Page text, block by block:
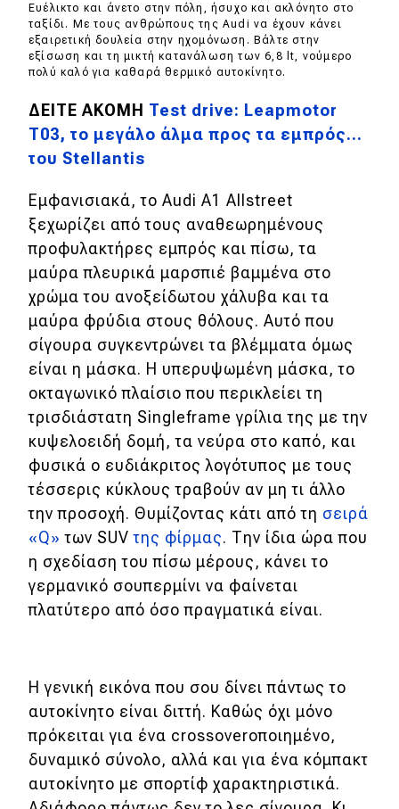
eDRIVE
DRIVE USED
Ευέλικτο και άνετο στην πόλη, ήσυχο και ακλόνητο στο
ταξίδι. Με τους ανθρώπους της Audi να έχουν κάνει
εξαιρετική δουλεία στην ηχομόνωση. Βάλτε στην
εξίσωση και τη μικτή κατανάλωση των 6,8 lt, νούμερο
πολύ καλό για καθαρά θερμικό αυτοκίνητο.
ΔΕΙΤΕ ΑΚΟΜΗ Test drive: Leapmotor
T03, το μεγάλο άλμα προς τα εμπρός...
του Stellantis
Εμφανισιακά, το Audi A1 Allstreet
ξεχωρίζει από τους αναθεωρημένους
προφυλακτήρες εμπρός και πίσω, τα
μαύρα πλευρικά μαρσπιέ βαμμένα στο
χρώμα του ανοξείδωτου χάλυβα και τα
μαύρα φρύδια στους θόλους. Αυτό που
σίγουρα συγκεντρώνει τα βλέμματα όμως
είναι η μάσκα. Η υπερυψωμένη μάσκα, το
οκταγωνικό πλαίσιο που περικλείει τη
τρισδιάστατη Singleframe γρίλια της με την
κυψελοειδή δομή, τα νεύρα στο καπό, και
φυσικά ο ευδιάκριτος λογότυπος με τους
τέσσερις κύκλους τραβούν αν μη τι άλλο
την προσοχή. Θυμίζοντας κάτι από τη σειρά
«Q» των SUVτης φίρμας. Την ίδια ώρα που
η σχεδίαση του πίσω μέρους, κάνει το
γερμανικό σουπερμίνι να φαίνεται
πλατύτερο από όσο πραγματικά είναι.
Η γενική εικόνα που σου δίνει πάντως το
αυτοκίνητο είναι διττή. Καθώς όχι μόνο
πρόκειται για ένα crossoverοποιημένο,
δυναμικό σύνολο, αλλά και για ένα κόμπακτ
αυτοκίνητο με σπορτίφ χαρακτηριστικά.